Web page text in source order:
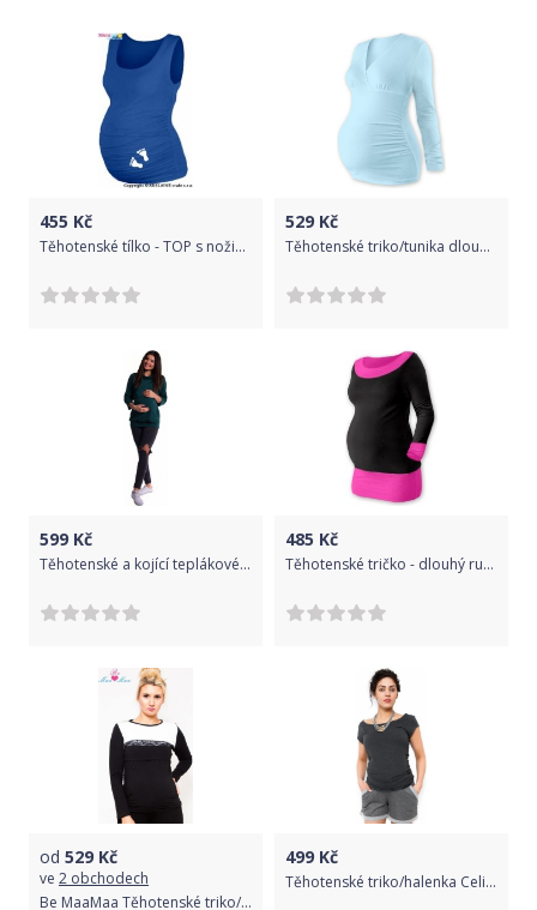
455 Kč
Těhotenské tílko - TOP s nožičkami - tmavě modrý velikost S/M
529 Kč
Těhotenské triko/tunika dlouhý rukáv EVA - sv. modré, Velikosti těh. moda L/XL
599 Kč
Těhotenské a kojící teplákové triko - tmavě zelené, Velikosti těh. moda XXL (44)
485 Kč
Těhotenské tričko - dlouhý rukáv - DUO černé s růžovou velikost S/M
od 529 Kč
ve 2 obchodech
Be MaaMaa Těhotenské triko/halenka Ivana - černá/bílá, KOJÍCÍ
499 Kč
Těhotenské triko/halenka Celina - grafit, Velikosti těh. moda S (36)